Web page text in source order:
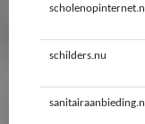
scholenopinternet.nl
schilders.nu
sanitairaanbieding.nl